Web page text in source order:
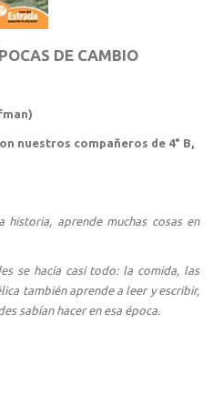
DE CAMBIO
nuestros compañeros de 4° B,
aprende muchas cosas en
se hacía casi todo: la comida, las
también aprende a leer y escribir,
sabían hacer en esa época.